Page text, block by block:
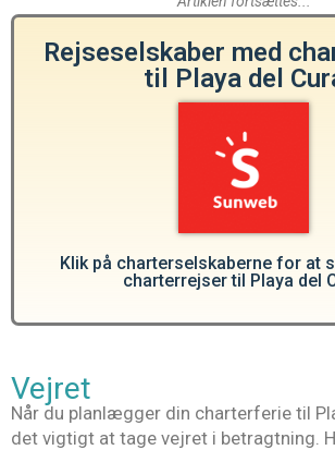
Rejseselskaber med
til Playa del
Klik på charterselskaberne for at
charterrejser til Playa del
Vejret
Når du planlægger din charterferie til
det vigtigt at tage vejret i betragtning.